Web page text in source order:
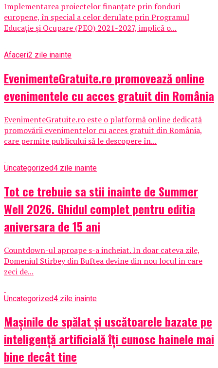
Implementarea proiectelor finanțate prin fonduri
europene, în special a celor derulate prin Programul
Educație și Ocupare (PEO) 2021-2027, implică o...
Afaceri2 zile inainte
EvenimenteGratuite.ro promovează online
evenimentele cu acces gratuit din România
EvenimenteGratuite.ro este o platformă online dedicată
promovării evenimentelor cu acces gratuit din România,
care permite publicului să le descopere în...
Uncategorized4 zile inainte
Tot ce trebuie sa stii inainte de Summer
Well 2026. Ghidul complet pentru editia
aniversara de 15 ani
Countdown-ul aproape s-a incheiat. In doar cateva zile,
Domeniul Stirbey din Buftea devine din nou locul in care
zeci de...
Uncategorized4 zile inainte
Mașinile de spălat și uscătoarele bazate pe
inteligență artificială îți cunosc hainele mai
bine decât tine